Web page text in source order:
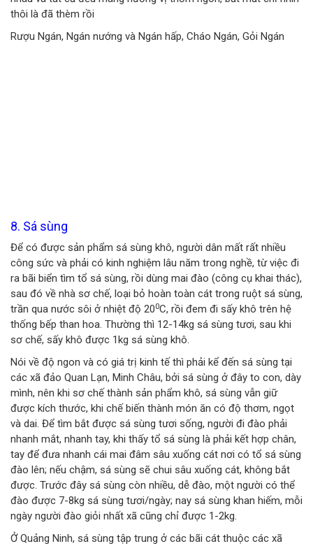
thôi là đã thèm rồi
Rượu Ngán, Ngán nướng và Ngán hấp, Cháo Ngán, Gỏi Ngán
8. Sá sùng
Để có được sản phẩm sá sùng khô, người dân mất rất nhiều
công sức và phải có kinh nghiệm lâu năm trong nghề, từ việc đi
ra bãi biển tìm tổ sá sùng, rồi dùng mai đào (công cụ khai thác),
sau đó về nhà sơ chế, loại bỏ hoàn toàn cát trong ruột sá sùng,
trần qua nước sôi ở nhiệt độ 200C, rồi đem đi sấy khô trên hệ
thống bếp than hoa. Thường thì 12-14kg sá sùng tươi, sau khi
sơ chế, sấy khô được 1kg sá sùng khô.
Nói về độ ngon và có giá trị kinh tế thì phải kể đến sá sùng tại
các xã đảo Quan Lạn, Minh Châu, bởi sá sùng ở đây to con, dày
mình, nên khi sơ chế thành sản phẩm khô, sá sùng vẫn giữ
được kích thước, khi chế biến thành món ăn có độ thơm, ngọt
và dai. Để tìm bắt được sá sùng tươi sống, người đi đào phải
nhanh mắt, nhanh tay, khi thấy tổ sá sùng là phải kết hợp chân,
tay để đưa nhanh cái mai đâm sâu xuống cát nơi có tổ sá sùng
đào lên; nếu chậm, sá sùng sẽ chui sâu xuống cát, không bắt
được. Trước đây sá sùng còn nhiều, dễ đào, một người có thể
đào được 7-8kg sá sùng tươi/ngày; nay sá sùng khan hiếm, mỗi
ngày người đào giỏi nhất xã cũng chỉ được 1-2kg.
Ở Quảng Ninh, sá sùng tập trung ở các bãi cát thuộc các xã